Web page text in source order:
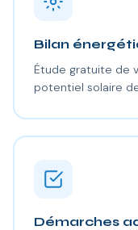
Bilan
Étude gratuite de
potentiel solaire
Démarches